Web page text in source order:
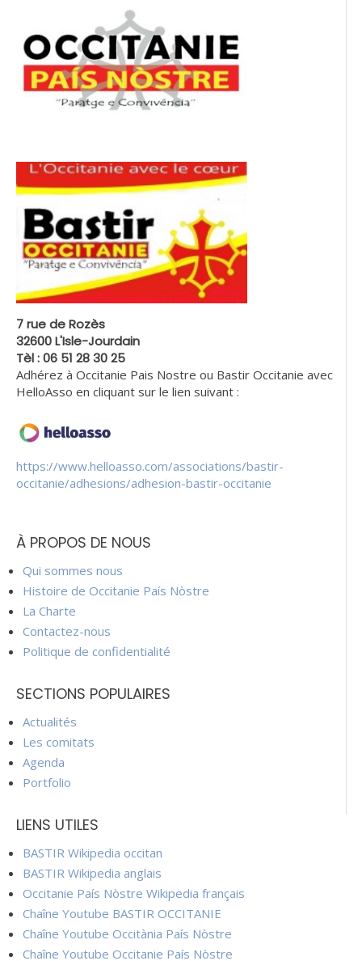
7 rue de Rozès
32600 L'Isle-Jourdain
Tèl : 06 51 28 30 25
Adhérez à Occitanie Pais Nostre ou Bastir Occitanie avec
HelloAsso en cliquant sur le lien suivant :
https://www.helloasso.com/associations/bastir-
occitanie/adhesions/adhesion-bastir-occitanie
À PROPOS DE NOUS
Qui sommes nous
Histoire de Occitanie País Nòstre
La Charte
Contactez-nous
Politique de confidentialité
SECTIONS POPULAIRES
Actualités
Les comitats
Agenda
Portfolio
LIENS UTILES
BASTIR Wikipedia occitan
BASTIR Wikipedia anglais
Occitanie País Nòstre Wikipedia français
Chaîne Youtube BASTIR OCCITANIE
Chaîne Youtube Occitània País Nòstre
Chaîne Youtube Occitanie País Nòstre